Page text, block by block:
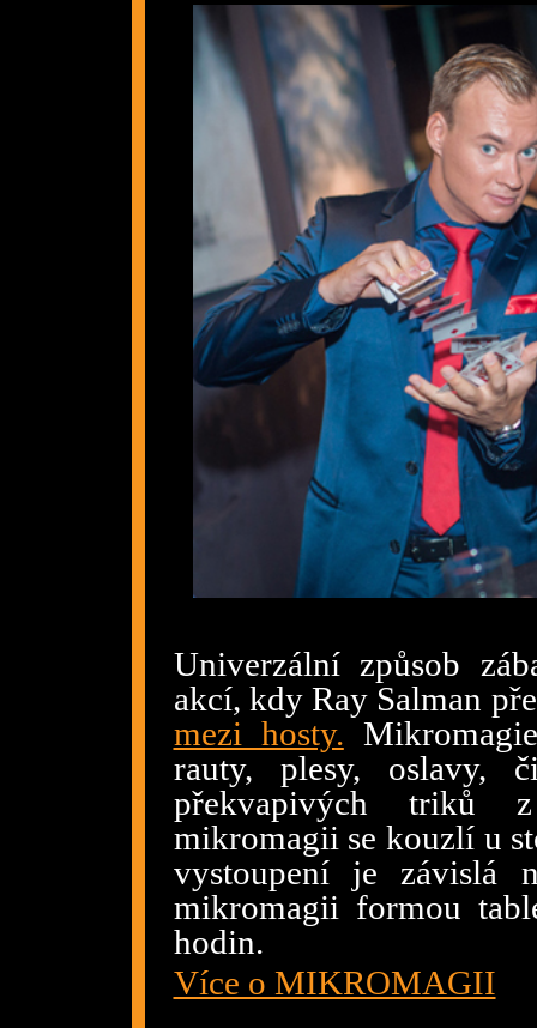
Univerzální způsob
akcí, kdy Ray Salman
mezi hosty.
rauty, plesy, oslavy,
překvapivých triků
mikromagii se kouzlí u
vystoupení je závislá
mikromagii formou
hodin.
Více o MIKROMAGII